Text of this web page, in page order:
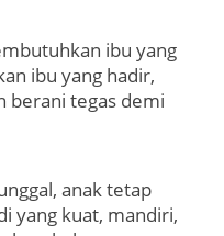
ibu yang
ibu yang hadir,
berani tegas demi
anak tetap
yang kuat, mandiri,